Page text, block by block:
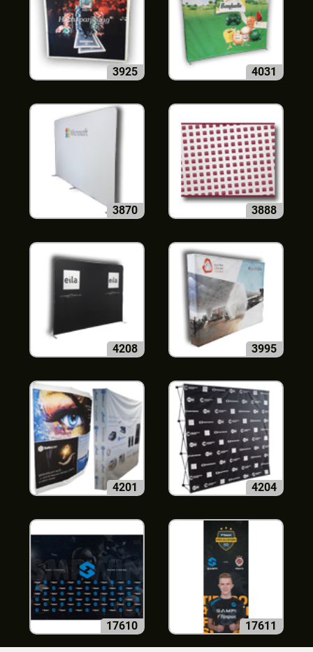
3925 4031
3870 3888
4208 3995
4201 4204
17610 17611